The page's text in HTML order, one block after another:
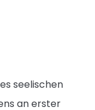
seelischen
an erster